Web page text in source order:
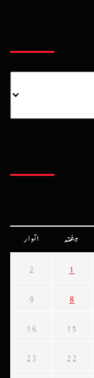
ہفتہ اتوار
1
2
8
9
15
16
22
23